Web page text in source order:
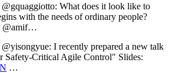
What does it look like to
with the needs of ordinary people?
@amif…
I recently prepared a new talk
Safety-Critical Agile Control" Slides:
…